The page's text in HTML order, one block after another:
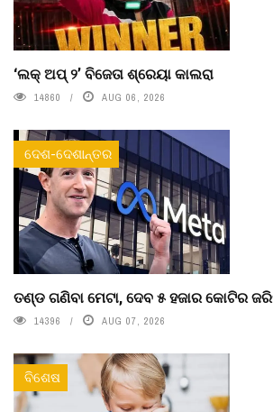
‘ଲକ୍ ଅପ୍ ୨’ ବିଜେତା ଶ୍ରେୟା କାଲରା
14860 AUG 06, 2026
ଦେଶ-ଦେଶାନ୍ତର
ତଣ୍ଡ ଗଣିବା ମେଟା, ଦେବ ୫ ହଜାର କୋଟିର
14396 AUG 07, 2026
ବିଶେଷ